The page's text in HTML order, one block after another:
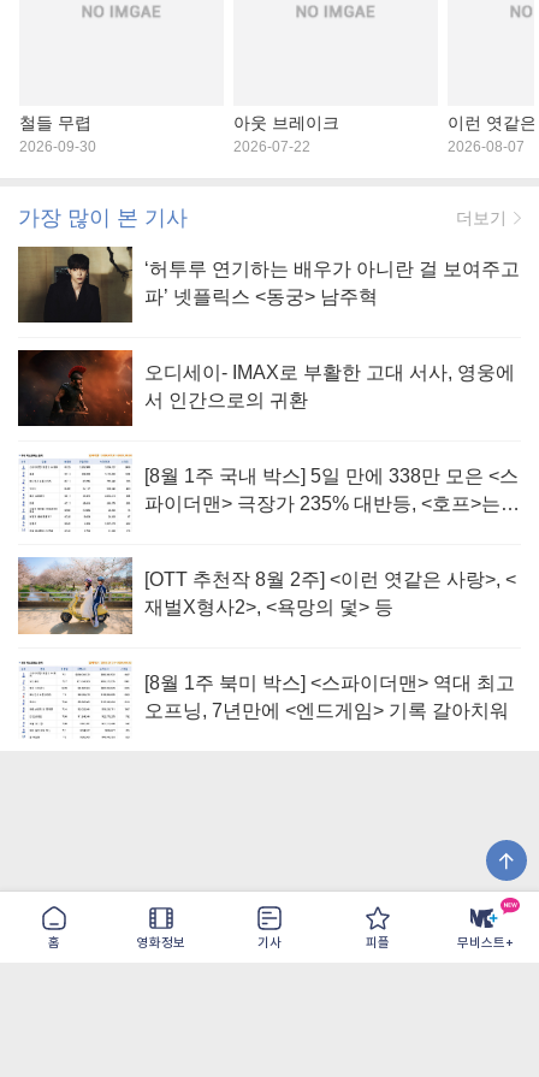
홈 영화정보 기사 피플 무비스트+
철들 무렵
2026-09-30
아웃 브레이크
2026-07-22
이런 엿같
2026-08-07
가장 많이 본 기사 더보기
‘허투루 연기하는 배우가 아니란 걸 보여주고
파’ 넷플릭스 <동궁> 남주혁
오디세이- IMAX로 부활한 고대 서사, 영웅에
서 인간으로의 귀환
[8월 1주 국내 박스] 5일 만에 338만 모은 <스
파이더맨> 극장가 235% 대반등, <호프>는
[OTT 추천작 8월 2주] <이런 엿같은 사랑>, <
재벌X형사2>, <욕망의 덫> 등
[8월 1주 북미 박스] <스파이더맨> 역대 최고
오프닝, 7년만에 <엔드게임> 기록 갈아치워